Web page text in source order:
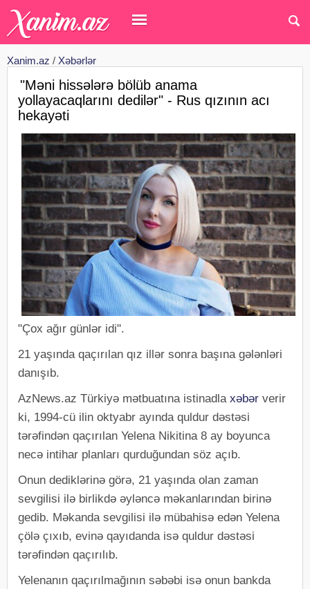
Xanim.az / Xəbərlər
"Məni hissələrə bölüb anama
yollayacaqlarını dedilər" - Rus qızının acı
hekayəti
"Çox ağır günlər idi".
21 yaşında qaçırılan qız illər sonra başına gələnləri
danışıb.
AzNews.az Türkiyə mətbuatına istinadla xəbər verir
ki, 1994-cü ilin oktyabr ayında quldur dəstəsi
tərəfindən qaçırılan Yelena Nikitina 8 ay boyunca
necə intihar planları qurduğundan söz açıb.
Onun dediklərinə görə, 21 yaşında olan zaman
sevgilisi ilə birlikdə əyləncə məkanlarından birinə
gedib. Məkanda sevgilisi ilə mübahisə edən Yelena
çölə çıxıb, evinə qayıdanda isə quldur dəstəsi
tərəfindən qaçırılıb.
Yelenanın qaçırılmağının səbəbi isə onun bankda